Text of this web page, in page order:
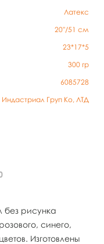
Латекс
20''/51 см
23*17*5
300 гр
6085728
Индастриал Груп Ко, ЛТД
без рисунка
синего,
Изготовлены